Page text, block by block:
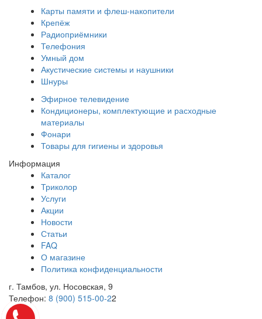
Карты памяти и флеш-накопители
Крепёж
Радиоприёмники
Телефония
Умный дом
Акустические системы и наушники
Шнуры
Эфирное телевидение
Кондиционеры, комплектующие и расходные
материалы
Фонари
Товары для гигиены и здоровья
Информация
Каталог
Триколор
Услуги
Акции
Новости
Статьи
FAQ
О магазине
Политика конфиденциальности
г. Тамбов, ул. Носовская, 9
Телефон: 8 (900) 515-00-22